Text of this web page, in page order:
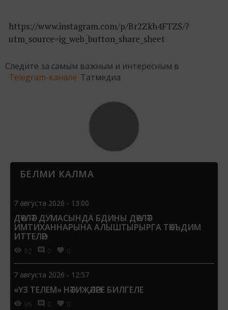
https://www.instagram.com/p/Br2Zkh4FTZS/?
utm_source=ig_web_button_share_sheet
Следите за самым важным и интересным в
Telegram-канале Татмедиа
БЕЛМИ КАЛМА
7 августа 2026 - 13:00
ДӘҮЛӘТ ДУМАСЫНДА БДИНЫ ДӘҮЛӘТ
ИМТИХАННАРЫНА АЛЫШТЫРЫРГА ТӘКЪДИМ
ИТТЕЛӘР
92 0 0
7 августа 2026 - 12:57
«ҮЗ ТЕЛЕМ» НӘТИҖӘЛӘРЕ БИЛГЕЛЕ
96 0 0